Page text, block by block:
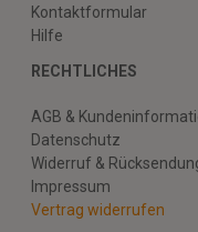
Kontaktformular
Hilfe
RECHTLICHES
AGB &
Datenschutz
Widerruf &
Impressum
Vertrag widerrufen